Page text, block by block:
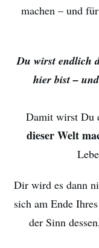
machen – und
Du wirst endlich
hier bist –
Damit wirst Du
dieser Welt
Dir wird es dann
sich am Ende
der Sinn